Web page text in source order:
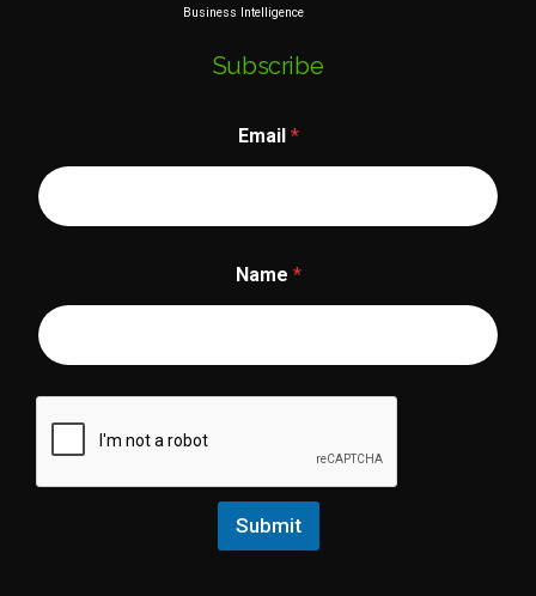
Business Intelligence
Subscribe
Email *
a
m
m
a
Name *
Submit